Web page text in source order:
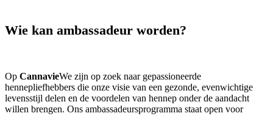
Wie kan ambassadeur worden?
Op CannavieWe zijn op zoek naar gepassioneerde
hennepliefhebbers die onze visie van een gezonde, evenwichtige
levensstijl delen en de voordelen van hennep onder de aandacht
willen brengen. Ons ambassadeursprogramma staat open voor